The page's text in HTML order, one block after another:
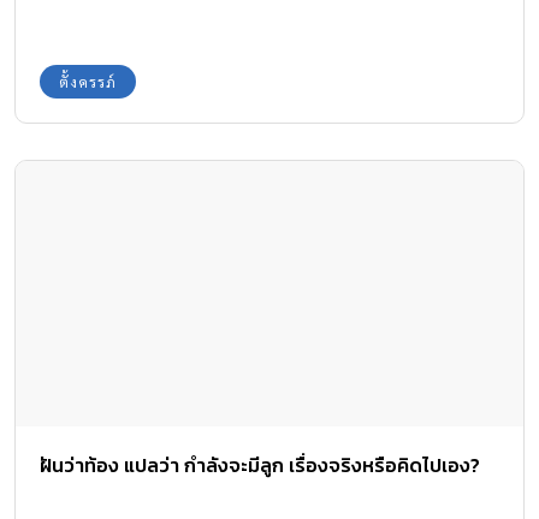
ตั้งครรภ์
ฝันว่าท้อง แปลว่า กำลังจะมีลูก เรื่องจริงหรือคิดไปเอง?